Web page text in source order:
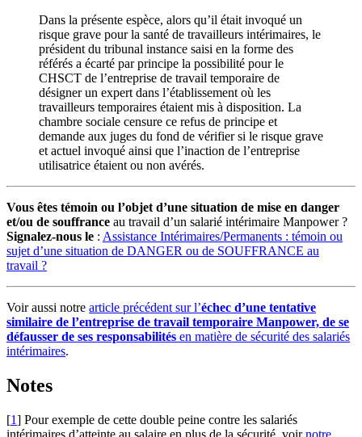
Dans la présente espèce, alors qu’il était invoqué un
risque grave pour la santé de travailleurs intérimaires, le
président du tribunal instance saisi en la forme des
référés a écarté par principe la possibilité pour le
CHSCT de l’entreprise de travail temporaire de
désigner un expert dans l’établissement où les
travailleurs temporaires étaient mis à disposition. La
chambre sociale censure ce refus de principe et
demande aux juges du fond de vérifier si le risque grave
et actuel invoqué ainsi que l’inaction de l’entreprise
utilisatrice étaient ou non avérés.
Vous êtes témoin ou l’objet d’une situation de mise en danger
et/ou de souffrance au travail d’un salarié intérimaire Manpower ?
Signalez-nous le : Assistance Intérimaires/Permanents : témoin ou
sujet d’une situation de DANGER ou de SOUFFRANCE au
travail ?
Voir aussi notre article précédent sur l’échec d’une tentative
similaire de l’entreprise de travail temporaire Manpower, de se
défausser de ses responsabilités en matière de sécurité des salariés
intérimaires.
Notes
[1] Pour exemple de cette double peine contre les salariés
intérimaires d’atteinte au salaire en plus de la sécurité, voirnotre